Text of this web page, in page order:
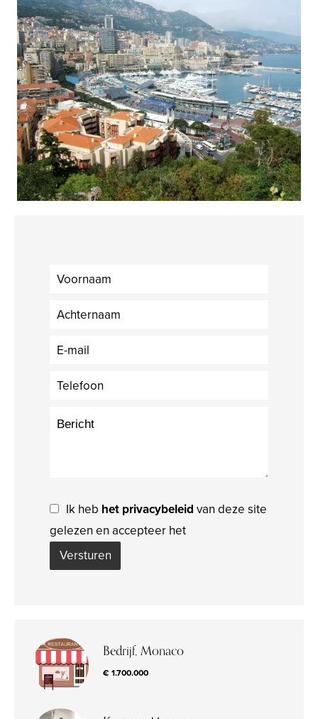
Ik heb het privacybeleid van deze site
gelezen en accepteer het
Versturen
Bedrijf, Monaco
€ 1.700.000